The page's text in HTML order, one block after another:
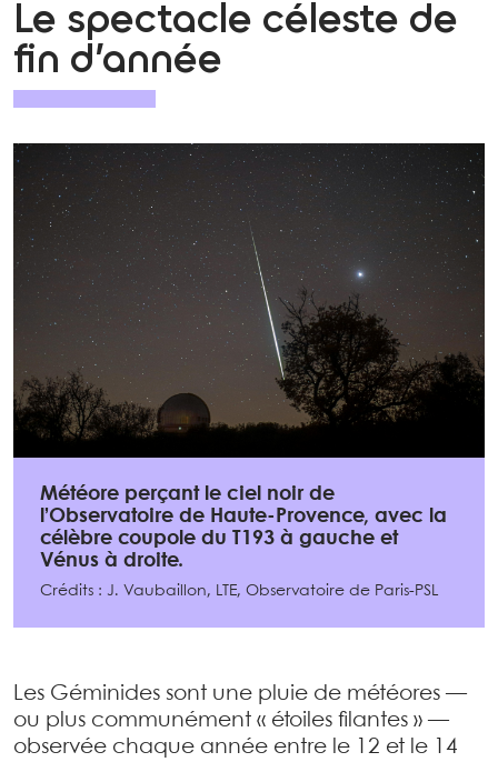
Le spectacle céleste de
fin d’année
Météore perçant le ciel noir de
l’Observatoire de Haute-Provence, avec la
célèbre coupole du T193 à gauche et
Vénus à droite.
Crédits : J. Vaubaillon, LTE, Observatoire de Paris-PSL
Les Géminides sont une pluie de météores —
ou plus communément « étoiles filantes » —
observée chaque année entre le 12 et le 14